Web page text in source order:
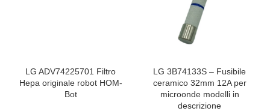
LG ADV74225701 Filtro
Hepa originale robot HOM-
Bot
LG 3B74133S – Fusibile
ceramico 32mm 12A per
microonde modelli in
descrizione